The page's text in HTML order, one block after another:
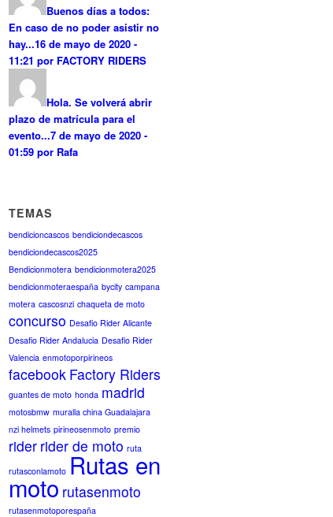
Buenos días a todos:
En caso de no poder asistir no
hay...16 de mayo de 2020 -
11:21 por FACTORY RIDERS
Hola. Se volverá abrir
plazo de matrícula para el
evento...7 de mayo de 2020 -
01:59 por Rafa
TEMAS
bendicioncascos bendiciondecascos
bendiciondecascos2025
Bendicionmotera bendicionmotera2025
bendicionmoteraespaña bycity campana
motera cascosnzi chaqueta de moto
concurso Desafio Rider Alicante
Desafio Rider Andalucia Desafio Rider
Valencia enmotoporpirineos
facebook Factory Riders
guantes de moto honda madrid
motosbmw muralla china Guadalajara
nzi helmets pirineosenmoto premio
rider rider de moto ruta
rutasconlamoto Rutas en
moto rutasenmoto
rutasenmotoporespaña